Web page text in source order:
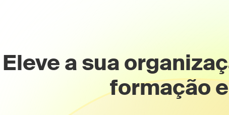
Eleve a sua
formação